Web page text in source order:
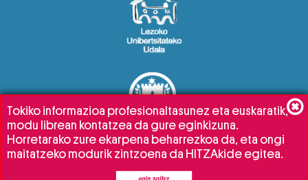
Tokiko informazioa profesionaltasunez eta euskaratik,
modu librean kontatzea da gure eginkizuna.
Horretarako zure ekarpena beharrezkoa da, eta ongi
maitatzeko modurik zintzoena da HITZAkide egitea.